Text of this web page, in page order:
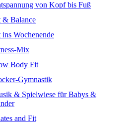
von Kopf bis Fuß
& Balance
ins Wochenende
Mix
Body Fit
Gymnastik
& Spielwiese für Babys &
and Fit